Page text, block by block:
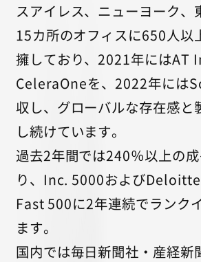
スアイレス、ニューヨーク、
15カ所のオフィスに650人以
擁しており、2021年にはAT
CeleraOneを、2022年には
収し、グローバルな存在感と
し続けています。
過去2年間では240％以上の
り、Inc. 5000および
Fast 500に2年連続でランク
ます。
国内では毎日新聞社・産経新